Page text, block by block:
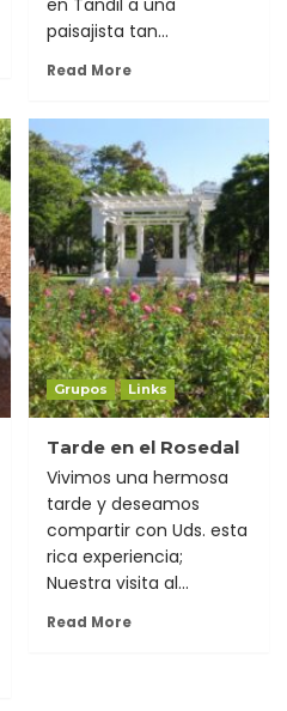
paisajista tan...
Read More
Grupos Links
Tarde en el Rosedal
Vivimos una hermosa
tarde y deseamos
compartir con Uds. esta
rica experiencia;
Nuestra visita al...
Read More